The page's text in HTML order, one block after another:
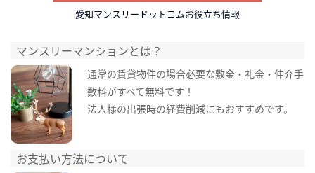
愛知マンスリードットコムお役立ち情報
マンスリーマンションとは？
通常の賃貸物件の場合必要な敷金・礼金・仲介手
数料がすべて無料です！
法人様の出張時の経費削減にもおすすめです。
お支払い方法について